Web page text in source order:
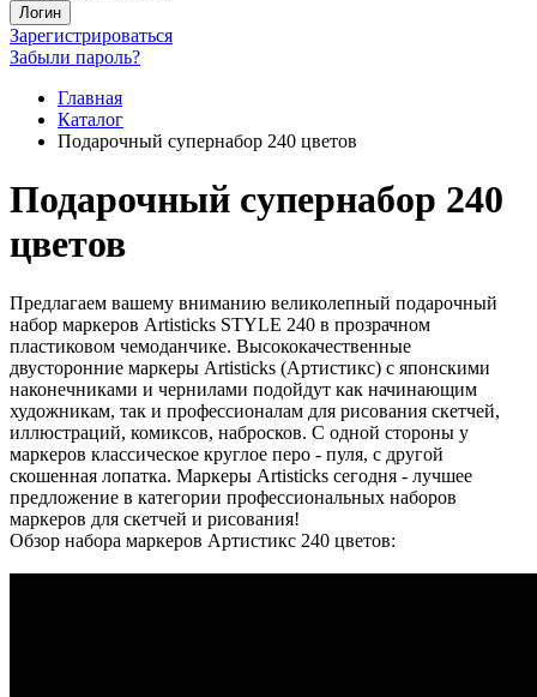
Логин
Зарегистрироваться
Забыли пароль?
Главная
Каталог
Подарочный супернабор 240 цветов
Подарочный супернабор 240
цветов
Предлагаем вашему вниманию великолепный подарочный
набор маркеров Artisticks STYLE 240 в прозрачном
пластиковом чемоданчике. Высококачественные
двусторонние маркеры Artisticks (Артистикс) с японскими
наконечниками и чернилами подойдут как начинающим
художникам, так и профессионалам для рисования скетчей,
иллюстраций, комиксов, набросков. С одной стороны у
маркеров классическое круглое перо - пуля, с другой
скошенная лопатка. Маркеры Artisticks сегодня - лучшее
предложение в категории профессиональных наборов
маркеров для скетчей и рисования!
Обзор набора маркеров Артистикс 240 цветов: